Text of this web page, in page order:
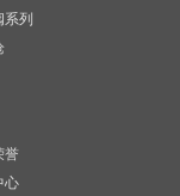
系列
誉
心